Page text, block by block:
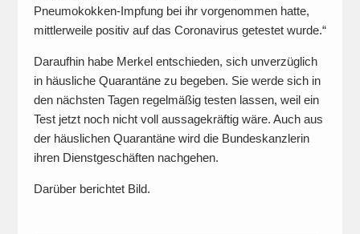
Pneumokokken-Impfung bei ihr vorgenommen hatte,
mittlerweile positiv auf das Coronavirus getestet wurde.“
Daraufhin habe Merkel entschieden, sich unverzüglich
in häusliche Quarantäne zu begeben. Sie werde sich in
den nächsten Tagen regelmäßig testen lassen, weil ein
Test jetzt noch nicht voll aussagekräftig wäre. Auch aus
der häuslichen Quarantäne wird die Bundeskanzlerin
ihren Dienstgeschäften nachgehen.
Darüber berichtet Bild.